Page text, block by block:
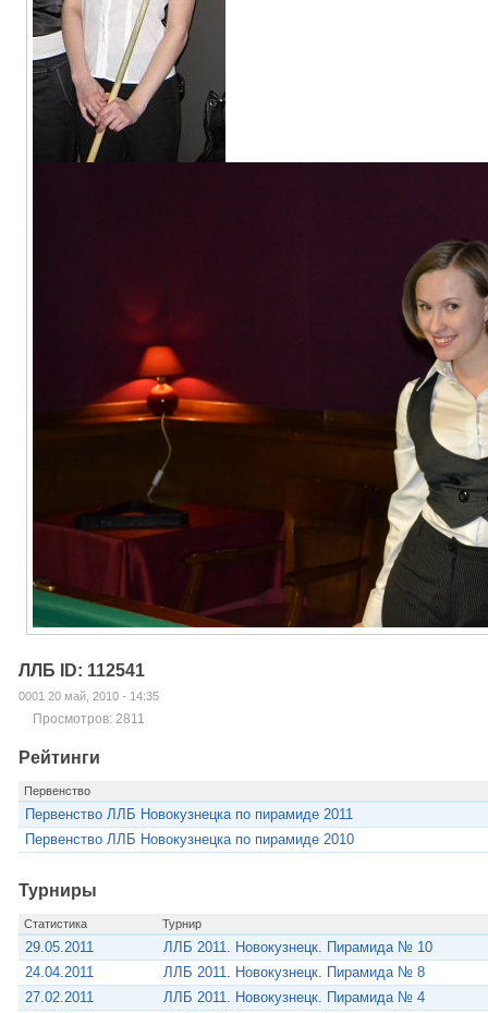
ЛЛБ ID: 112541
0001 20 май, 2010 - 14:35
Просмотров: 2811
Рейтинги
Первенство
Первенство ЛЛБ Новокузнецка по пирамиде 2011
Первенство ЛЛБ Новокузнецка по пирамиде 2010
Турниры
Статистика Турнир
29.05.2011
ЛЛБ 2011. Новокузнецк. Пирамида № 10
24.04.2011
ЛЛБ 2011. Новокузнецк. Пирамида № 8
27.02.2011
ЛЛБ 2011. Новокузнецк. Пирамида № 4